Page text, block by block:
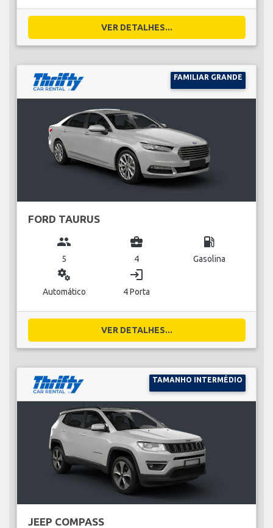
VER DETALHES...
FAMILIAR GRANDE
FORD TAURUS
group
5
business_center
4
local_gas_station
Gasolina
miscellaneous_services
Automático
login
4 Porta
VER DETALHES...
TAMANHO INTERMÉDIO
JEEP COMPASS